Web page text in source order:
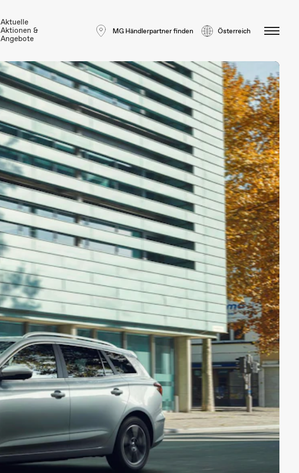
Aktuelle
Aktionen &
Angebote
MG Händlerpartner finden Österreich